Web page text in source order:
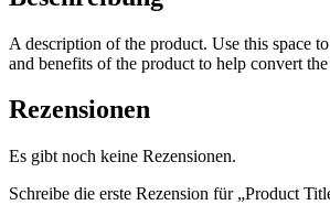
A description of the product. Use this space
and benefits of the product to help convert
Rezensionen
Es gibt noch keine Rezensionen.
Schreibe die erste Rezension für „Product